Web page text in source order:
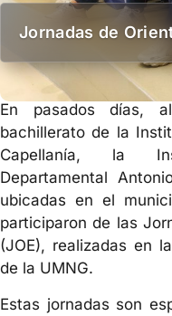
Jornadas de
En pasados días,
bachillerato de la
Capellanía, la
Departamental
ubicadas en el
participaron de las
(JOE), realizadas en
de la UMNG.
Estas jornadas son